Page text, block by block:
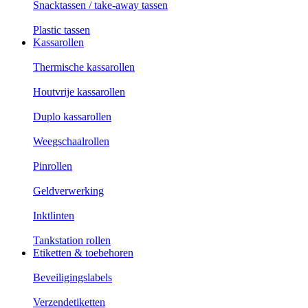
Snacktassen / take-away tassen
Plastic tassen
Kassarollen
Thermische kassarollen
Houtvrije kassarollen
Duplo kassarollen
Weegschaalrollen
Pinrollen
Geldverwerking
Inktlinten
Tankstation rollen
Etiketten & toebehoren
Beveiligingslabels
Verzendetiketten